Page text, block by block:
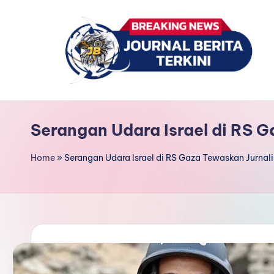
J
u
a
l
B
Serangan Udara Israel di RS
Home» Serangan Udara Israel di RS Gaza Tewaskan